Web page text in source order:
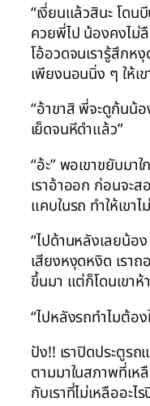
“เงี่ยนแล้วสินะ โด
ควยพี่ไป น้องคงไม่
โอ้อวดจนเรารู้สึกหงุ
เพียงนอนนิ่ง ๆ ให้เ
“อ้าขาสิ พี่จะดูก้นน้
เย็ดจนหีดำแล้ว”
“อ้ะ” พอเขาขยับมา
เราอ้าออก ก่อนจะ
แคบในรถ ทำให้เขา
“ไปด้านหลังเลยน้อ
เสียงหงุดหงิด เรา
ขึ้นมา แต่ก็โดนเขาห้
“ไปหลังรถทำไมต้อง
ปัง!! เราปิดประตูรถ
ตามมาในสภาพที่เห
กับเราที่ไม่เหลืออะ